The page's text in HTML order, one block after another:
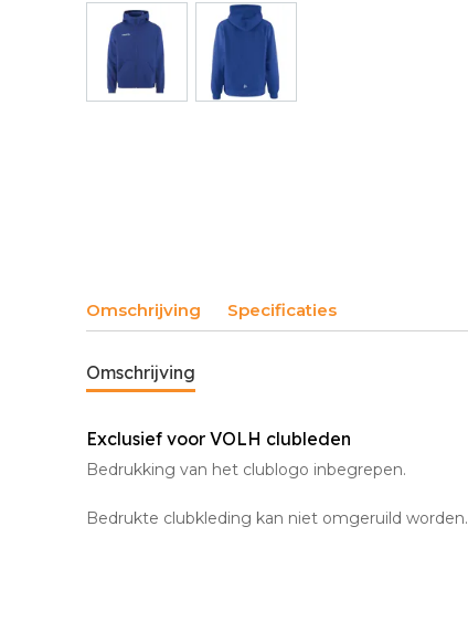
Omschrijving Specificaties
Omschrijving
Exclusief voor VOLH clubleden
Bedrukking van het clublogo inbegrepen.
Bedrukte clubkleding kan niet omgeruild worden.